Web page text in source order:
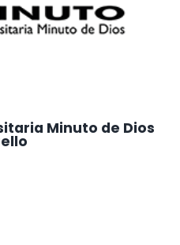
Minuto de Dios